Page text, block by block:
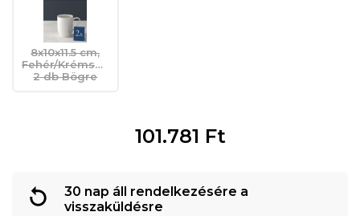
8x10x11.5 cm,
Fehér/Krémszín,
2 db Bögre
101.781 Ft
30 nap áll rendelkezésére a
visszaküldésre